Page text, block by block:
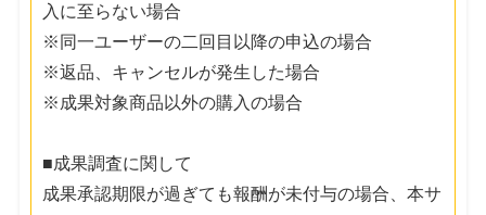
入に至らない場合
※同一ユーザーの二回目以降の申込の場合
※返品、キャンセルが発生した場合
※成果対象商品以外の購入の場合
■成果調査に関して
成果承認期限が過ぎても報酬が未付与の場合、本サ